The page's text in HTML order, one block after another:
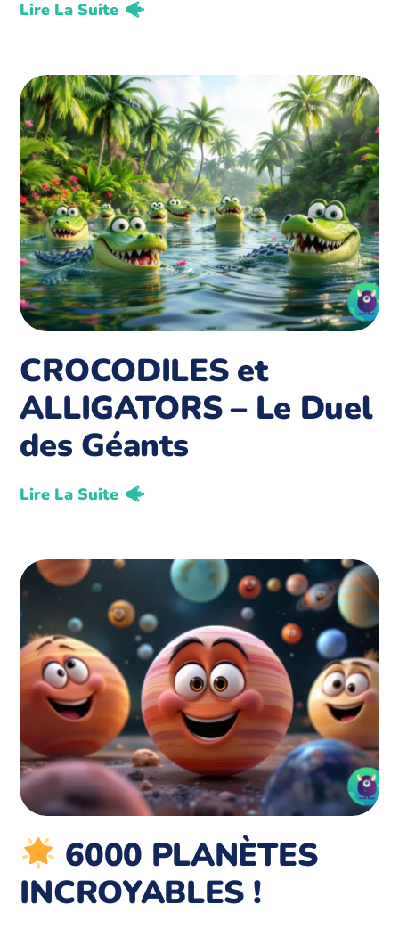
Lire La Suite
CROCODILES et
ALLIGATORS – Le Duel
des Géants
Lire La Suite
6000 PLANÈTES
INCROYABLES !